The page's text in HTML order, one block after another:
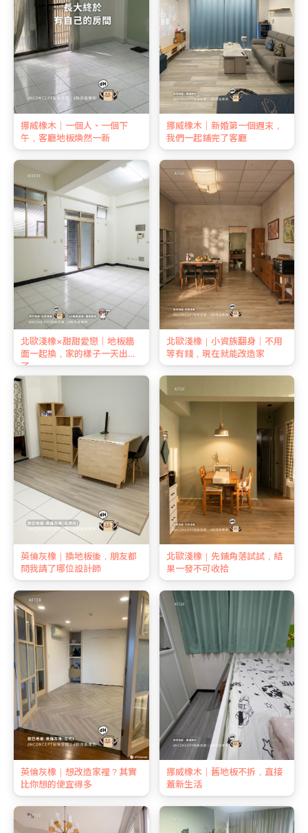
挪威橡木｜一個人、一個下
午，客廳地板煥然一新
挪威橡木｜新婚第一個週末，
我們一起鋪完了客廳
北歐淺橡×甜甜愛戀｜地板牆
面一起換，家的樣子一天出來
了
北歐淺橡｜小資族翻身｜不用
等有錢，現在就能改造家
英倫灰橡｜換地板後，朋友都
問我請了哪位設計師
北歐淺橡｜先鋪角落試試，結
果一發不可收拾
英倫灰橡｜想改造家裡？其實
比你想的便宜得多
挪威橡木｜舊地板不拆，直接
蓋新生活